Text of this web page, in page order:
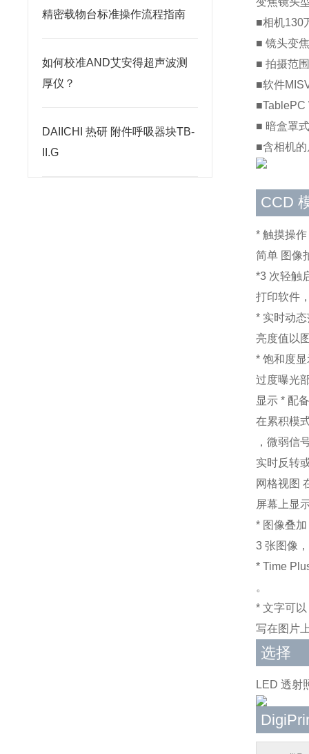
精密载物台标准操作流程指南
如何校准AND艾安得超声波测
厚仪？
DAIICHI 热研 附件呼吸器块TB-
II.G
■相机130
■ 镜头变
■ 拍摄范
■软件
■TablePC
■ 暗盒罩
■含相机
CCD
* 触摸操作
简单 图像
*3 次轻触
打印软件
* 实时动
亮度值以
* 饱和度
过度曝光
显示 * 配
在累积模
，微弱信
实时反转
网格视图
屏幕上显
* 图像叠
3 张图像
* Time
。
* 文字可以
写在图片
选择
LED 透射